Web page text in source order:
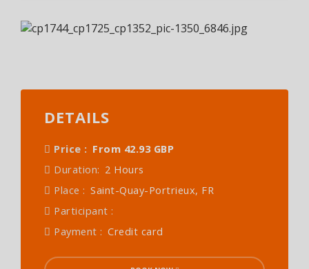
DETAILS
Price : From 42.93 GBP
Duration: 2 Hours
Place : Saint-Quay-Portrieux, FR
Participant :
Payment : Credit card